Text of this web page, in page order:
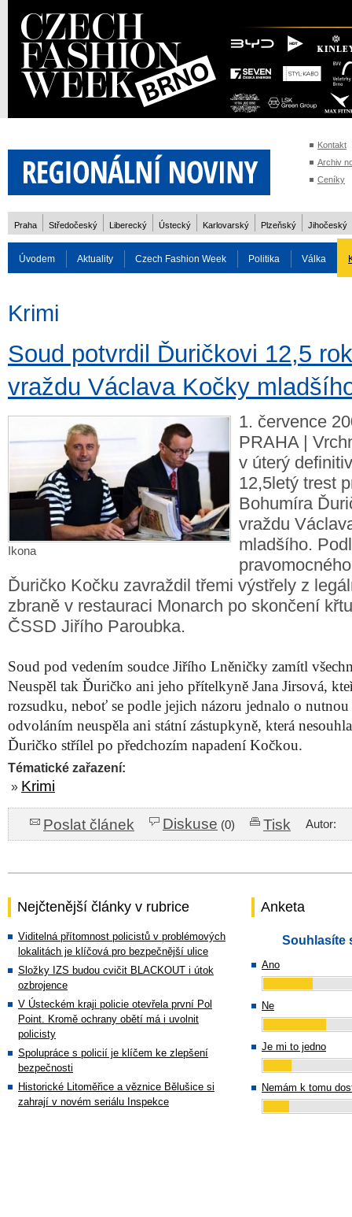
Kontakt
Archiv
Ceníky
Praha Středočeský Liberecký Ústecký Karlovarský Plzeňský Jihočeský
Úvodem Aktuality Czech Fashion Week Politika Válka
Krimi
Soud potvrdil Ďuričkovi 12,5
vraždu Václava Kočky
Ikona
1. července
PRAHA |
v úterý
12,5letý trest
Bohumíra
vraždu
mladšího.
Ďuričko Kočku zavraždil třemi výstřely z
zbraně v restauraci Monarch po skončení
ČSSD Jiřího Paroubka.
Soud pod vedením soudce Jiřího Lněničky zamítl
Neuspěl tak Ďuričko ani jeho přítelkyně Jana Jirsová,
rozsudku, neboť se podle jejich názoru jednalo o
odvoláním neuspěla ani státní zástupkyně, která
Ďuričko střílel po předchozím napadení Kočkou.
Tématické zařazení:
» Krimi
Poslat článek Diskuse (0) Tisk Autor:
Nejčtenější články v rubrice
Viditelná přítomnost policistů v problémových
lokalitách je klíčová pro bezpečnější ulice
Složky IZS budou cvičit BLACKOUT i útok
ozbrojence
V Ústeckém kraji policie otevřela první Pol
Point. Kromě ochrany obětí má i uvolnit
policisty
Spolupráce s policií je klíčem ke zlepšení
bezpečnosti
Historické Litoměřice a věznice Bělušice si
zahrají v novém seriálu Inspekce
Anketa
Souhlasíte
Ano
Ne
Je mi to jedno
Nemám k tomu